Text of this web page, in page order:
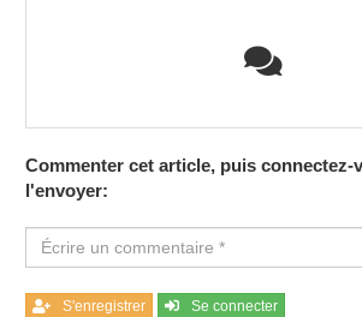
Commenter cet article, puis connectez-
l'envoyer:
S'enregistrer Se connecter